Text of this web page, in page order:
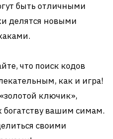
быть отличными
делятся новыми
что поиск кодов
как и игра!
ключик»,
богатству вашим симам.
своими